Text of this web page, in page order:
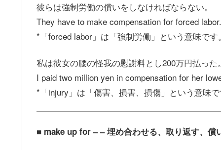
彼らは強制労働の償いをしなければならない。
They have to make compensation for forced labor.
*「forced labor」は「強制労働」という意味です
私は彼女の腰の怪我の慰謝料とし200万円払った
I paid two million yen in compensation for her
*「injury」は「傷害、損害、損傷」という意味
■ make up for – – 埋め合わせる、取り返す、償